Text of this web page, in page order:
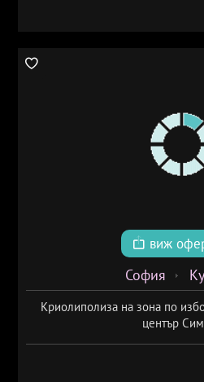
виж
София
Криолиполиза на зона по
център